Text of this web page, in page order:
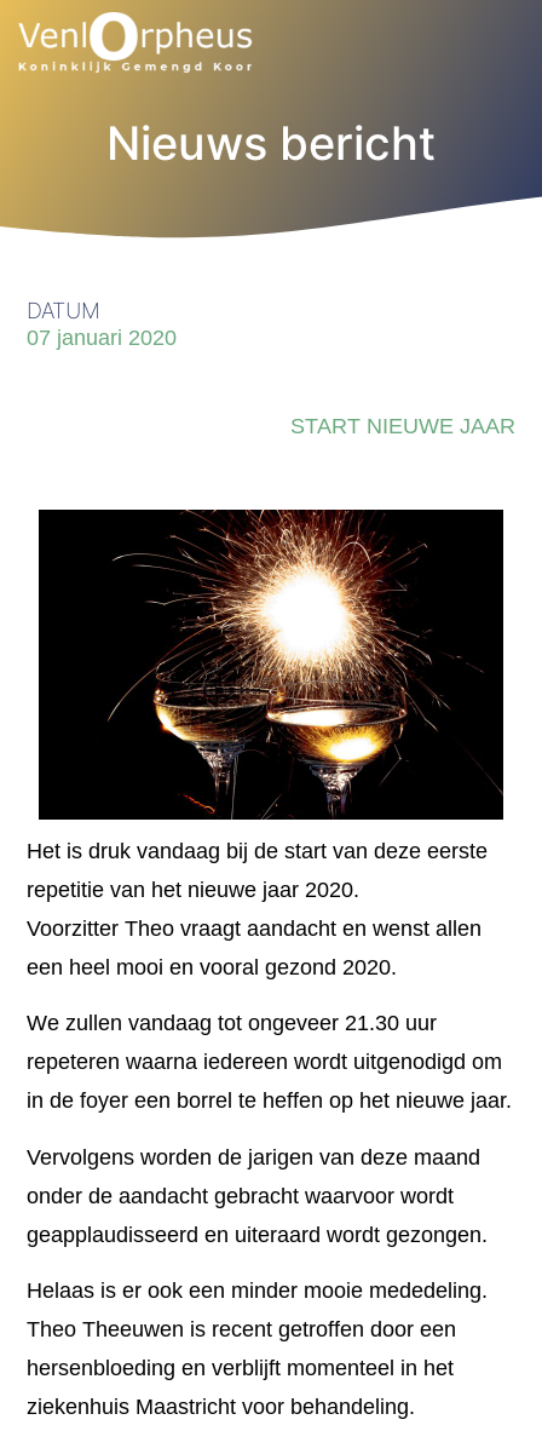
Nieuws bericht
DATUM
07 januari 2020
START NIEUWE JAAR
Het is druk vandaag bij de start van deze eerste
repetitie van het nieuwe jaar 2020.
Voorzitter Theo vraagt aandacht en wenst allen
een heel mooi en vooral gezond 2020.
We zullen vandaag tot ongeveer 21.30 uur
repeteren waarna iedereen wordt uitgenodigd om
in de foyer een borrel te heffen op het nieuwe jaar.
Vervolgens worden de jarigen van deze maand
onder de aandacht gebracht waarvoor wordt
geapplaudisseerd en uiteraard wordt gezongen.
Helaas is er ook een minder mooie mededeling.
Theo Theeuwen is recent getroffen door een
hersenbloeding en verblijft momenteel in het
ziekenhuis Maastricht voor behandeling.